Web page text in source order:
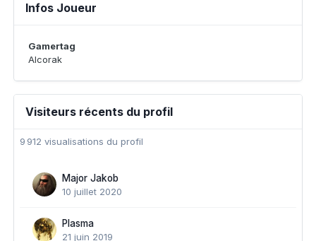
Infos Joueur
Gamertag
Alcorak
Visiteurs récents du profil
9 912 visualisations du profil
Major Jakob
10 juillet 2020
Plasma
21 juin 2019